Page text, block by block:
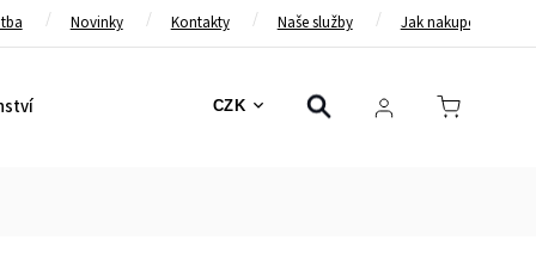
Novinky Kontakty Naše služby Jak nakupovat
CZK
Bezpečnostní pásy Bezpečnostní rámy